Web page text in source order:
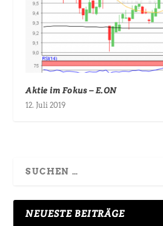
Aktie im Fokus – E.ON
12. Juli 2019
NEUESTE BEITRÄGE